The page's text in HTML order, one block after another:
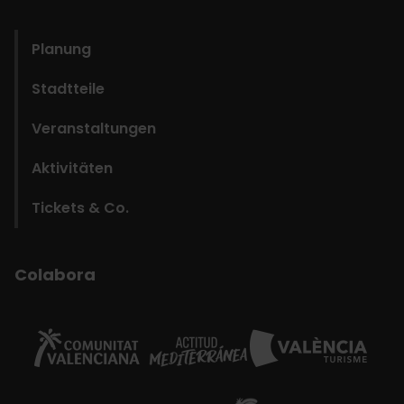
Planung
Stadtteile
Veranstaltungen
Aktivitäten
Tickets & Co.
Colabora